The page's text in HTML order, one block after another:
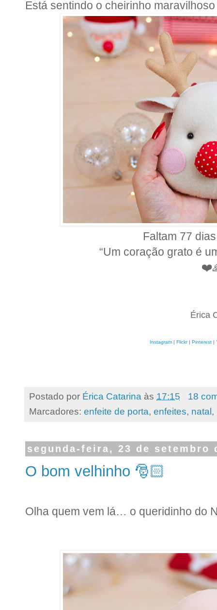
Está sentindo o cheirinho
Faltam 77
“Um coração grato é
Érica
Instagram| Flickr| Pinterest|
Postado por Érica Catarina às 17:15
18
Marcadores: enfeite de porta, enfeites, natal,
segunda-feira, 23 de setembro
O bom velhinho 🎅🏻
Olha quem vem lá… o queridinho do